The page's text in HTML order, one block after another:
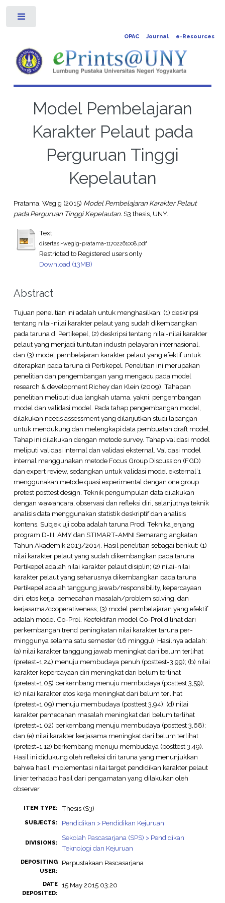
OPAC Journal e-Resources
Model Pembelajaran
Karakter Pelaut pada
Perguruan Tinggi
Kepelautan
Pratama, Wegig (2015) Model Pembelajaran Karakter Pelaut
pada Perguruan Tinggi Kepelautan. S3 thesis, UNY.
Text
disertasi-wegig-pratama-11702261008.pdf
Restricted to Registered users only
Download (13MB)
Abstract
Tujuan penelitian ini adalah untuk menghasilkan: (1) deskripsi
tentang nilai-nilai karakter pelaut yang sudah dikembangkan
pada taruna di Pertikepel, (2) deskripsi tentang nilai-nilai karakter
pelaut yang menjadi tuntutan industri pelayaran internasional,
dan (3) model pembelajaran karakter pelaut yang efektif untuk
diterapkan pada taruna di Pertikepel. Penelitian ini merupakan
penelitian dan pengembangan yang mengacu pada model
research & development Richey dan Klein (2009). Tahapan
penelitian meliputi dua langkah utama, yakni: pengembangan
model dan validasi model. Pada tahap pengembangan model,
dilakukan needs assessment yang dilanjutkan studi lapangan
untuk mendukung dan melengkapi data pembuatan draft model.
Tahap ini dilakukan dengan metode survey. Tahap validasi model
meliputi validasi internal dan validasi eksternal. Validasi model
internal menggunakan metode Focus Group Discussion (FGD)
dan expert review, sedangkan untuk validasi model eksternal`1
menggunakan metode quasi experimental dengan one group
pretest posttest design. Teknik pengumpulan data dilakukan
dengan wawancara, observasi dan refleksi diri, selanjutnya teknik
analisis data menggunakan statistik deskriptif dan analisis
kontens. Subjek uji coba adalah taruna Prodi Teknika jenjang
program D-III, AMY dan STIMART-AMNI Semarang angkatan
Tahun Akademik 2013/2014. Hasil penelitian sebagai berikut: (1)
nilai karakter pelaut yang sudah dikembangkan pada taruna
Pertikepel adalah nilai karakter pelaut disiplin; (2) nilai-nilai
karakter pelaut yang seharusnya dikembangkan pada taruna
Pertikepel adalah tanggung jawab/responsibility, kepercayaan
diri, etos kerja, pemecahan masalah/problem solving, dan
kerjasama/cooperativeness; (3) model pembelajaran yang efektif
adalah model Co-Prol. Keefektifan model Co-Prol dilihat dari
perkembangan trend peningkatan nilai karakter taruna per-
minggunya selama satu semester (16 minggu). Hasilnya adalah:
(a) nilai karakter tanggung jawab meningkat dari belum terlihat
(pretest=1,24) menuju membudaya penuh (posttest=3,99); (b) nilai
karakter kepercayaan diri meningkat dari belum terlihat
(pretest=1,05) berkembang menuju membudaya (posttest 3,59);
(c) nilai karakter etos kerja meningkat dari belum terlihat
(pretest=1,09) menuju membudaya (posttest 3,94); (d) nilai
karakter pemecahan masalah meningkat dari belum terlihat
(pretest=1,02) berkembang menuju membudaya (posttest 3,68);
dan (e) nilai karakter kerjasama meningkat dari belum terlihat
(pretest=1,12) berkembang menuju membudaya (posttest 3,49).
Hasil ini didukung oleh refleksi diri taruna yang menunjukkan
bahwa hasil implementasi nilai target pendidikan karakter pelaut
linier terhadap hasil dari pengamatan yang dilakukan oleh
observer
ITEM TYPE: Thesis (S3)
SUBJECTS: Pendidikan > Pendidikan Kejuruan
DIVISIONS:
Sekolah Pascasarjana (SPS) > Pendidikan
Teknologi dan Kejuruan
DEPOSITING
USER:
Perpustakaan Pascasarjana
DATE
DEPOSITED:
15 May 2015 03:20